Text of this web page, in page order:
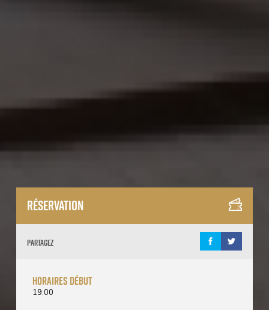
Réservation
Partagez
horaires début
19:00